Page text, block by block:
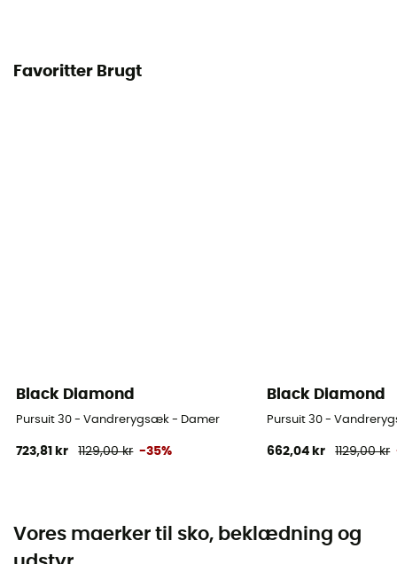
Favoritter Brugt
Black Diamond
Pursuit 30 - Vandrerygsæk - Damer
723,81 kr 1129,00 kr -35%
Black Diamond
Pursuit 30 -
662,04 kr 1129,00 kr
Vores maerker til sko, beklædning og